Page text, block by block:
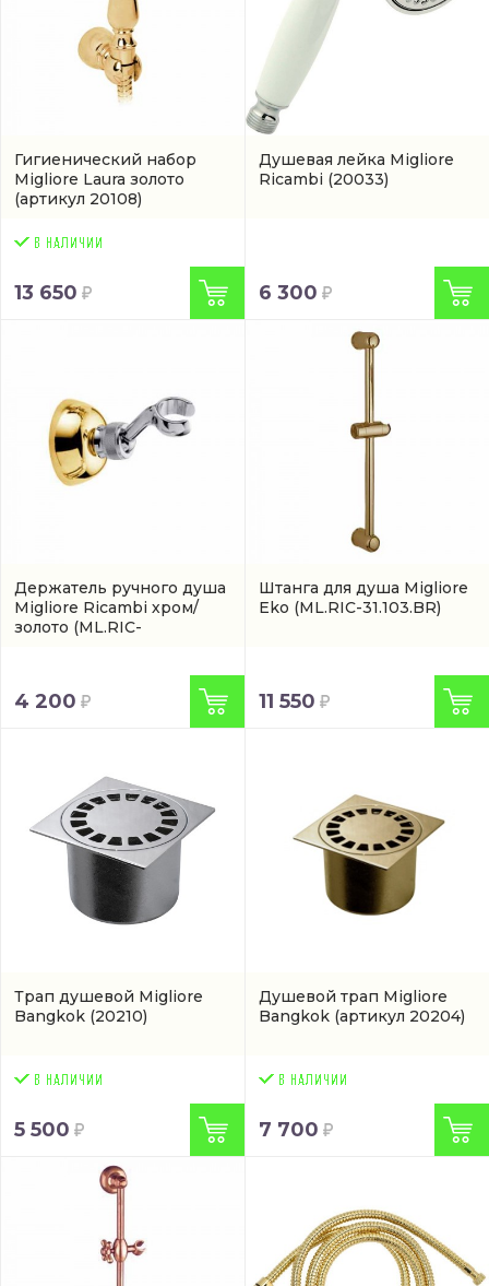
Гигиенический набор
Migliore Laura золото
(артикул 20108)
13 650
Душевая лейка Migliore
Ricambi (20033)
6 300
Держатель ручного душа
Migliore Ricambi хром/
золото (ML.RIC-
4 200
Штанга для душа Migliore
Eko (ML.RIC-31.103.BR)
11 550
Трап душевой Migliore
Bangkok (20210)
5 500
Душевой трап Migliore
Bangkok (артикул 20204)
7 700